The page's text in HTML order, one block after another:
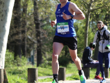
de séances